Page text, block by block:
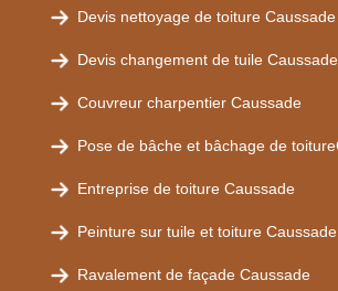
Devis nettoyage de toiture Caussade
Devis changement de tuile Caussade
Couvreur charpentier Caussade
Pose de bâche et bâchage de
Entreprise de toiture Caussade
Peinture sur tuile et toiture Caussade
Ravalement de façade Caussade